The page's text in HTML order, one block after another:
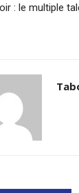
: le multiple